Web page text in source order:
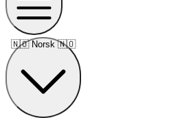
🇳🇴 Norsk 🇳🇴